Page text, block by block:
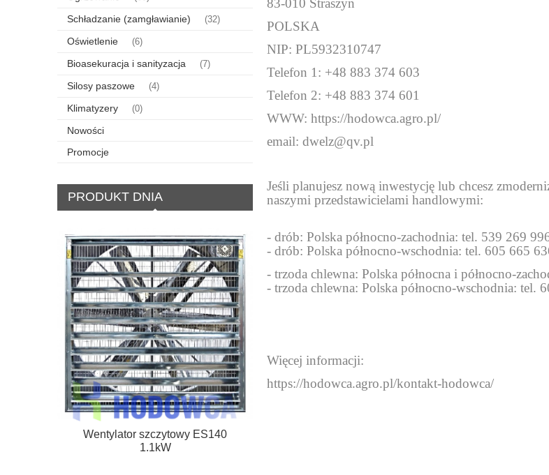
Schładzanie (zamgławianie) (32)
Oświetlenie (6)
Bioasekuracja i sanityzacja (7)
Silosy paszowe (4)
Klimatyzery (0)
Nowości
Promocje
PRODUKT DNIA
Wentylator szczytowy ES140
1.1kW
POLSKA
NIP: PL5932310747
Telefon 1: +48 883 374 603
Telefon 2: +48 883 374 601
WWW: https://hodowca.agro.pl/
email: dwelz@qv.pl
Jeśli planujesz nową inwestycję lub chcesz
naszymi przedstawicielami handlowymi:
- drób: Polska północno-zachodnia: tel. 539 269
- drób: Polska północno-wschodnia: tel. 605 665
- trzoda chlewna: Polska północna i północno-
- trzoda chlewna: Polska północno-wschodnia: tel.
Więcej informacji:
https://hodowca.agro.pl/kontakt-hodowca/